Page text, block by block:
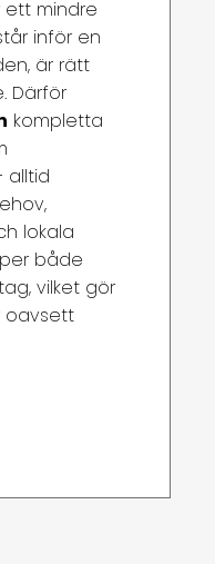
mindre
inför en
är rätt
Därför
kompletta
alltid
lokala
både
vilket gör
oavsett